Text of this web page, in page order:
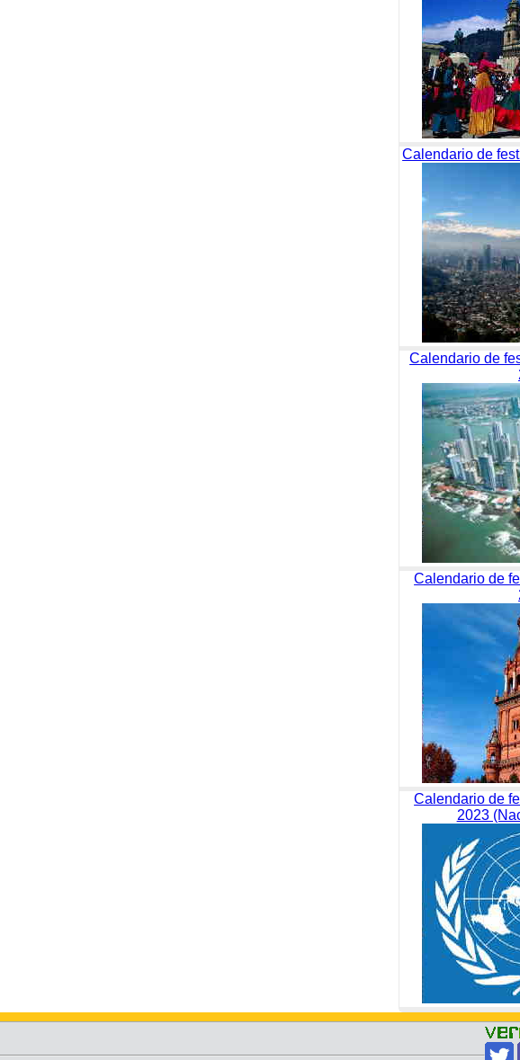
Calendario de
Calendario de
Calendario de
Calendario de
2023